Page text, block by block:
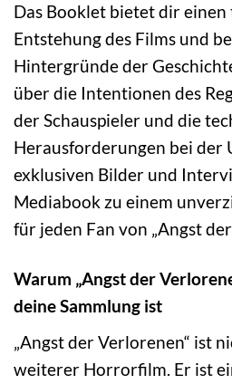
Das Booklet bietet dir
Entstehung des Films und
Hintergründe der
über die Intentionen des
der Schauspieler und die
Herausforderungen bei der
exklusiven Bilder und
Mediabook zu einem
für jeden Fan von „Angst
Warum „Angst der
deine Sammlung ist
„Angst der Verlorenen“ ist
weiterer Horrorfilm. Er ist